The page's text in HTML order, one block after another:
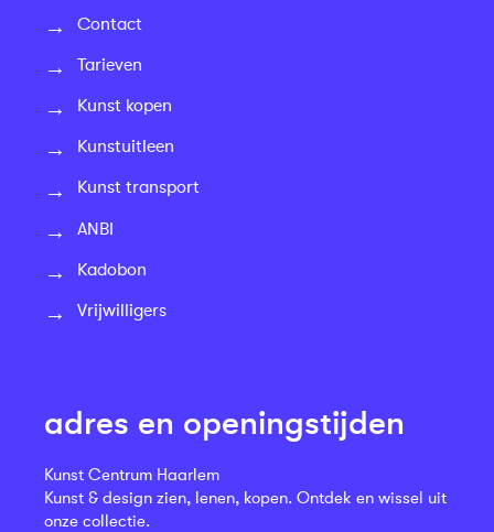
Contact
Tarieven
Kunst kopen
Kunstuitleen
Kunst transport
ANBI
Kadobon
Vrijwilligers
adres en openingstijden
Kunst Centrum Haarlem
Kunst & design zien, lenen, kopen. Ontdek en wissel uit
onze collectie.